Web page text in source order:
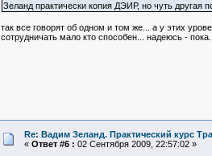
Зеланд практически копия ДЭИР, но чуть другая
так все говорят об одном и том же... а у этих
сотрудничать мало кто способен... надеюсь -
Re: Вадим Зеланд. Практический курс
« Ответ #6 : 02 Сентября 2009, 22:57:02 »